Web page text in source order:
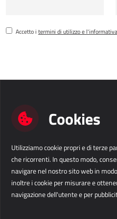
Accetto i termini di utilizzo e
Contattaci
Business Solutions IT s.r.l.
Via Divisione Julia 60/E
33042 Buttrio (UD)
+39
Cookies
Utilizziamo cookie propri e di terze
che ricorrenti. In questo modo,
navigare nel nostro sito web in
inoltre i cookie per misurare e
navigazione dell'utente e per